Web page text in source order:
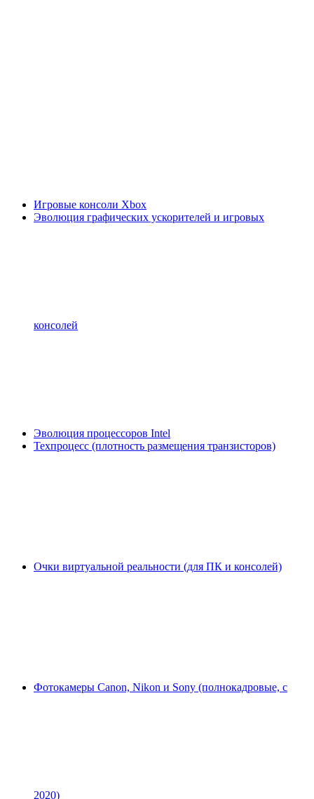
Игровые консоли Xbox
Эволюция графических ускорителей и игровых
консолей
Эволюция процессоров Intel
Техпроцесс (плотность размещения транзисторов)
Очки виртуальной реальности (для ПК и консолей)
Фотокамеры Canon, Nikon и Sony (полнокадровые, с
2020)